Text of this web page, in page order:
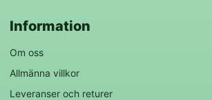
Information
Om oss
Allmänna villkor
Leveranser och returer